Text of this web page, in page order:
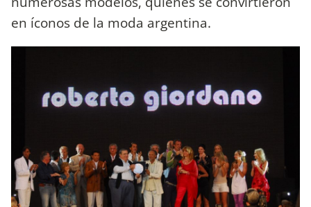
en íconos de la moda argentina.